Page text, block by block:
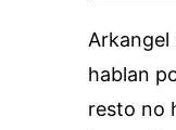
hablan
resto no